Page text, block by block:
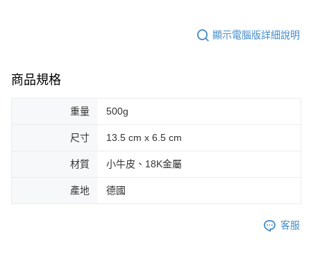
顯示電腦版詳細說明
商品規格
重量 500g
尺寸 13.5 cm x 6.5 cm
材質 小牛皮、18K金屬
產地 德國
客服